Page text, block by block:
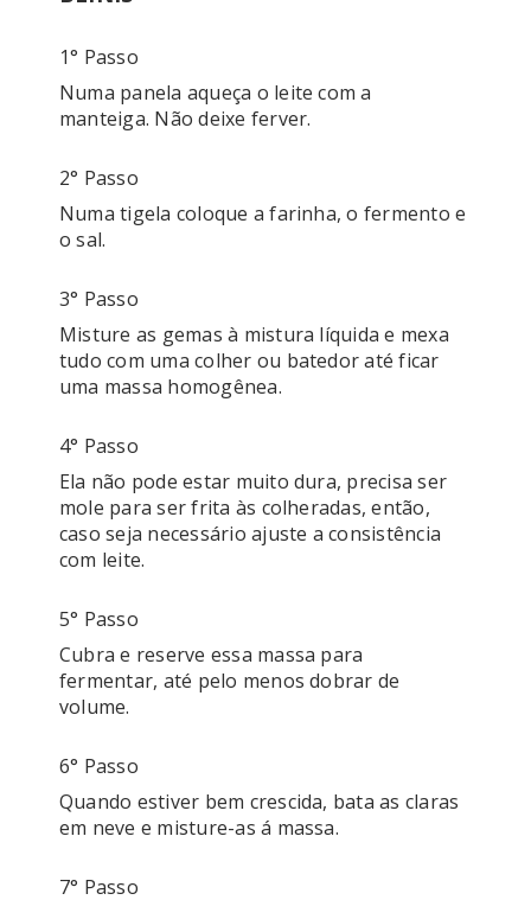
1° Passo
Numa panela aqueça o leite com a
manteiga. Não deixe ferver.
2° Passo
Numa tigela coloque a farinha, o fermento e
o sal.
3° Passo
Misture as gemas à mistura líquida e mexa
tudo com uma colher ou batedor até ficar
uma massa homogênea.
4° Passo
Ela não pode estar muito dura, precisa ser
mole para ser frita às colheradas, então,
caso seja necessário ajuste a consistência
com leite.
5° Passo
Cubra e reserve essa massa para
fermentar, até pelo menos dobrar de
volume.
6° Passo
Quando estiver bem crescida, bata as claras
em neve e misture-as á massa.
7° Passo